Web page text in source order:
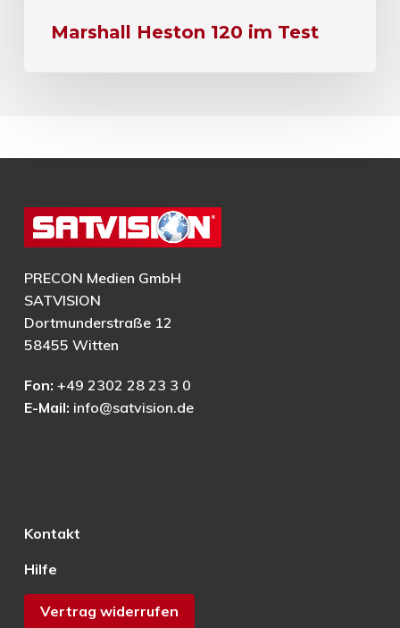
Marshall Heston 120 im Test
PRECON Medien GmbH
SATVISION
Dortmunderstraße 12
58455 Witten
Fon: +49 2302 28 23 3 0
E-Mail: info@satvision.de
Kontakt
Hilfe
Vertrag widerrufen